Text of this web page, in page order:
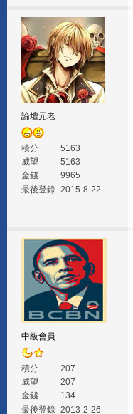
論壇元老
積分
5163
威望
5163
金錢
9965
最後登錄 2015-8-22
中級會員
積分
207
威望
207
金錢
134
最後登錄 2013-2-26